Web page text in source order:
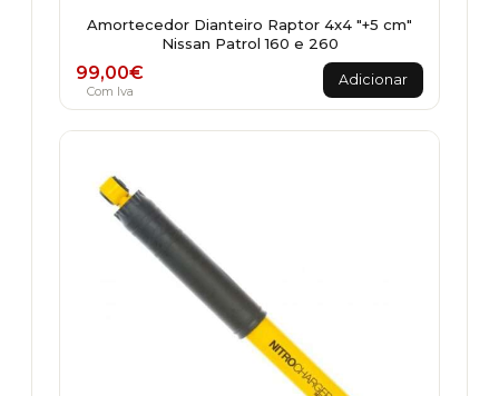
Amortecedor Dianteiro Raptor 4x4 "+5 cm"
Nissan Patrol 160 e 260
99,00€
Com Iva
Adicionar